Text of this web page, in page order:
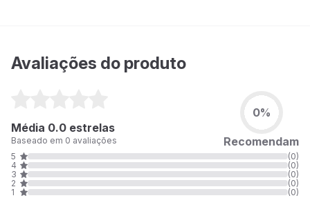
Avaliações do produto
Média 0.0 estrelas
Baseado em 0 avaliações
0%
Recomendam
5
(0)
4
(0)
3
(0)
2
(0)
1
(0)